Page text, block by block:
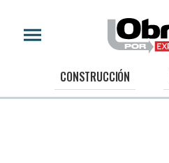
CONSTRUCCIÓN